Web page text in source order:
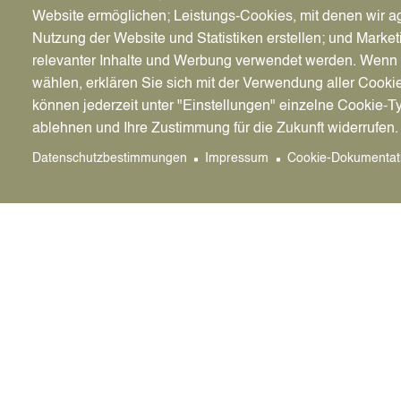
Fachforum
8.8.2018 - Das Kompetenzzentrum Frau &
Empfang am 27. September nach Bottrop ein.
Ziel des Forums ist die Stärkung weiblicher
Einladungsflyer zum Workshop(587 kB)
Website ermöglichen; Leistungs-Cookies, mit denen wir
Nutzung der Website und Statistiken erstellen; und
relevanter Inhalte und Werbung verwendet werden.
wählen, erklären Sie sich mit der Verwendung aller
können jederzeit unter "Einstellungen" einzelne Cookie-
ablehnen und Ihre Zustimmung für die Zukunft widerrufen.
Datenschutzbestimmungen Impressum Cookie-